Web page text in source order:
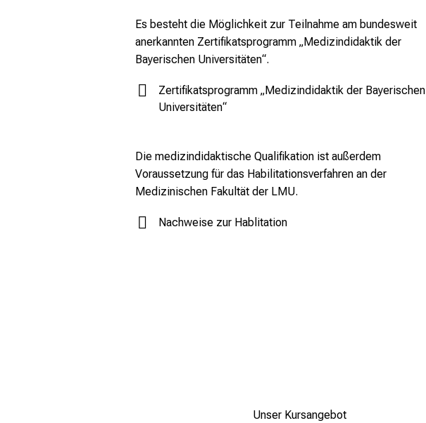
Es besteht die Möglichkeit zur Teilnahme am bundesweit
anerkannten Zertifikatsprogramm „Medizindidaktik der
Bayerischen Universitäten“.
Zertifikatsprogramm „Medizindidaktik der Bayerischen
Universitäten“
Die medizindidaktische Qualifikation ist außerdem
Voraussetzung für das Habilitationsverfahren an der
Medizinischen Fakultät der LMU.
Nachweise zur Hablitation
Unser Kursangebot